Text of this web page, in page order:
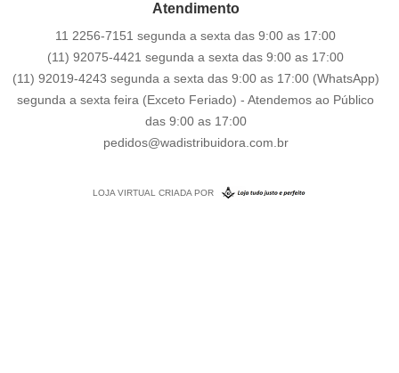
Atendimento
11 2256-7151 segunda a sexta das 9:00 as 17:00
(11) 92075-4421 segunda a sexta das 9:00 as 17:00
(11) 92019-4243 segunda a sexta das 9:00 as 17:00 (WhatsApp)
segunda a sexta feira (Exceto Feriado) - Atendemos ao Público
das 9:00 as 17:00
pedidos@wadistribuidora.com.br
LOJA VIRTUAL CRIADA POR